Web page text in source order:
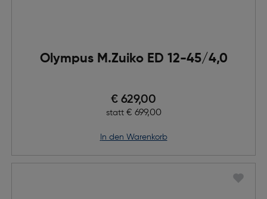
Olympus M.Zuiko ED 12-45/4,0
Preis nach Rabatts
€ 629,00
statt Ursprünglicher Preis
€ 699,00
in den Warenkorb